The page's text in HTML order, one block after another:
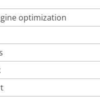
optimization